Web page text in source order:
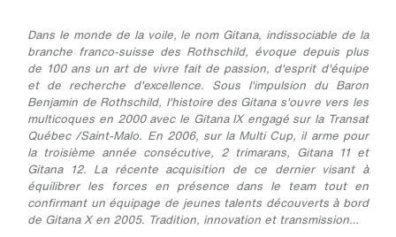
Dans le monde de la voile, le nom Gitana, indissociable de la
branche franco-suisse des Rothschild, évoque depuis plus
de 100 ans un art de vivre fait de passion, d'esprit d'équipe
et de recherche d'excellence. Sous l'impulsion du Baron
Benjamin de Rothschild, l'histoire des Gitana s'ouvre vers les
multicoques en 2000 avec le Gitana IX engagé sur la Transat
Québec /Saint-Malo. En 2006, sur la Multi Cup, il arme pour
la troisième année consécutive, 2 trimarans, Gitana 11 et
Gitana 12. La récente acquisition de ce dernier visant à
équilibrer les forces en présence dans le team tout en
confirmant un équipage de jeunes talents découverts à bord
de Gitana X en 2005. Tradition, innovation et transmission…